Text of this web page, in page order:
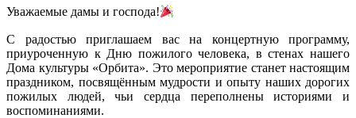
Уважаемые дамы и господа!
С радостью приглашаем вас на концертную программу,
приуроченную к Дню пожилого человека, в стенах нашего
Дома культуры «Орбита». Это мероприятие станет настоящим
праздником, посвящённым мудрости и опыту наших дорогих
пожилых людей, чьи сердца переполнены историями и
воспоминаниями.